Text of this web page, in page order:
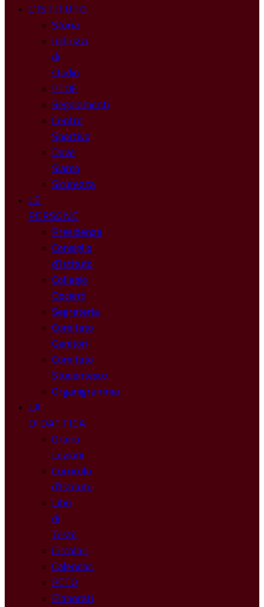
L’ISTITUTO
Storia
Indirizzi
di
studio
PTOF
Regolamenti
Centro
Sportivo
Dove
Siamo
Sicurezza
LE
PERSONE
Presidenza
Consiglio
d’Istituto
Collegio
Docenti
Segreteria
Comitato
Genitori
Comitato
Studentesco
Organigramma
LA
DIDATTICA
Orario
Lezioni
Curricolo
d’Istituto
Libri
di
Testo
Circolari
Calendari
PCTO
Elaborati